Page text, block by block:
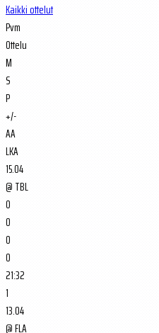
Kaikki ottelut
Pvm
Ottelu
M
S
P
+/-
AA
LKA
15.04
@ TBL
0
0
0
0
21:32
1
13.04
@FLA